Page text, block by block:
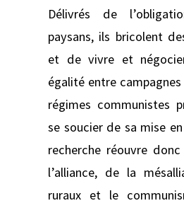
Délivrés de
paysans, ils bricolent
et de vivre et
égalité entre
régimes communistes
se soucier de sa mise
recherche réouvre
l’alliance, de la
ruraux et le